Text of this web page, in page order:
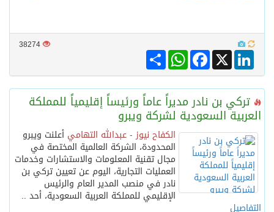
38274
Share
WhatsAppFacebook X
LinkedIn
تركي بن نادر مديراً عاماً ورئيساً إقليمياً للمملكة
العربية السعودية لشركة ويبرو
الكفاح نيوز - عبدالله التهامي أعلنت ويبرو
المحدودة، الشركة العالمية المختصة في
مجال تقنية المعلومات والاستشارات وخدمات
العمليات التجارية، اليوم عن تعيين تركي بن
نادر في منصب المدير العام والرئيس
الإقليمي للمملكة العربية السعودية، أحد ..
التفاصيل